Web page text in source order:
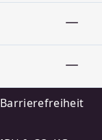
Barrierefreiheit